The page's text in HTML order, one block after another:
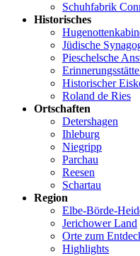
Schuhfabrik
Historisches
Jüdische
Pieschelsche
Historischer
Roland de Ries
Ortschaften
Detershagen
Ihleburg
Niegripp
Parchau
Reesen
Schartau
Region
Elbe-Börde-
Jerichower Land
Orte zum
Highlights